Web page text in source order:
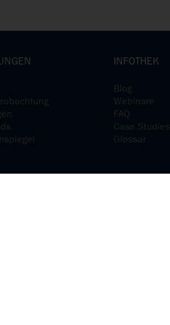
INFOTHEK
Blog
Webinare
FAQ
Case Studies
Glossar